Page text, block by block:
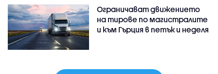
Ограничават движението
на тирове по магистралите
и към Гърция в петък и неделя